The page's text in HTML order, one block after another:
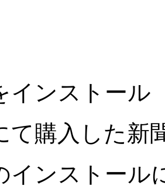
インストール
て購入した新
インストール